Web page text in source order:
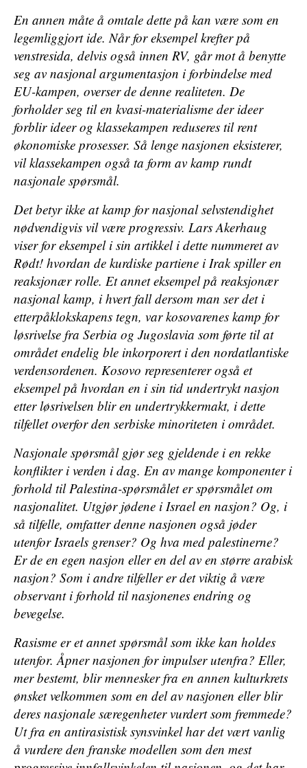
En annen måte å omtale dette på kan være som en
legemliggjort ide. Når for eksempel krefter på
venstresida, delvis også innen RV, går mot å benytte
seg av nasjonal argumentasjon i forbindelse med
EU-kampen, overser de denne realiteten. De
forholder seg til en kvasi-materialisme der ideer
forblir ideer og klassekampen reduseres til rent
økonomiske prosesser. Så lenge nasjonen eksisterer,
vil klassekampen også ta form av kamp rundt
nasjonale spørsmål.
Det betyr ikke at kamp for nasjonal selvstendighet
nødvendigvis vil være progressiv. Lars Akerhaug
viser for eksempel i sin artikkel i dette nummeret av
Rødt! hvordan de kurdiske partiene i Irak spiller en
reaksjonær rolle. Et annet eksempel på reaksjonær
nasjonal kamp, i hvert fall dersom man ser det i
etterpåklokskapens tegn, var kosovarenes kamp for
løsrivelse fra Serbia og Jugoslavia som førte til at
området endelig ble inkorporert i den nordatlantiske
verdensordenen. Kosovo representerer også et
eksempel på hvordan en i sin tid undertrykt nasjon
etter løsrivelsen blir en undertrykkermakt, i dette
tilfellet overfor den serbiske minoriteten i området.
Nasjonale spørsmål gjør seg gjeldende i en rekke
konflikter i verden i dag. En av mange komponenter i
forhold til Palestina-spørsmålet er spørsmålet om
nasjonalitet. Utgjør jødene i Israel en nasjon? Og, i
så tilfelle, omfatter denne nasjonen også jøder
utenfor Israels grenser? Og hva med palestinerne?
Er de en egen nasjon eller en del av en større arabisk
nasjon? Som i andre tilfeller er det viktig å være
observant i forhold til nasjonenes endring og
bevegelse.
Rasisme er et annet spørsmål som ikke kan holdes
utenfor. Åpner nasjonen for impulser utenfra? Eller,
mer bestemt, blir mennesker fra en annen kulturkrets
ønsket velkommen som en del av nasjonen eller blir
deres nasjonale særegenheter vurdert som fremmede?
Ut fra en antirasistisk synsvinkel har det vært vanlig
å vurdere den franske modellen som den mest